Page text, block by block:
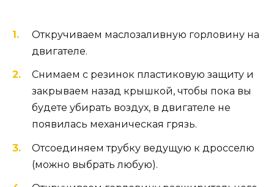
Откручиваем маслозаливную горловину на
двигателе.
Снимаем с резинок пластиковую защиту и
закрываем назад крышкой, чтобы пока вы
будете убирать воздух, в двигателе не
появилась механическая грязь.
Отсоединяем трубку ведущую к дросселю
(можно выбрать любую).